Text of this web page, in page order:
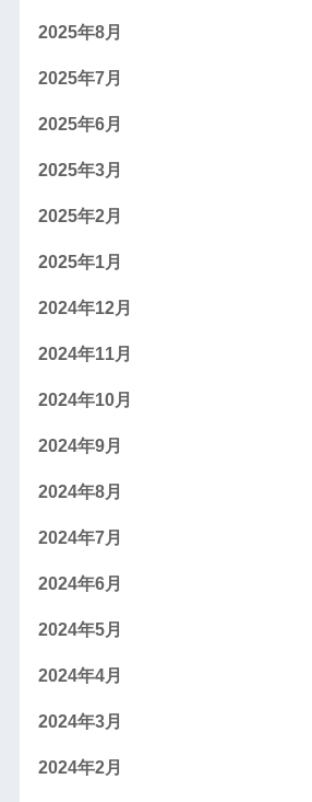
2025年8月
2025年7月
2025年6月
2025年3月
2025年2月
2025年1月
2024年12月
2024年11月
2024年10月
2024年9月
2024年8月
2024年7月
2024年6月
2024年5月
2024年4月
2024年3月
2024年2月